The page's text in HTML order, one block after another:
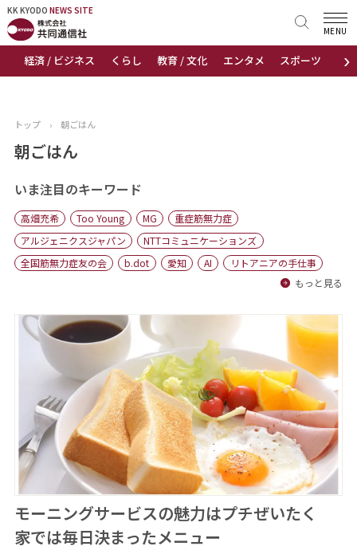
KK KYODO NEWS SITE
›
経済 / ビジネス くらし 教育 / 文化 エンタメ スポーツ 地域
MENU
KK KYODONEWS SITE
トップページ
ニュース
おすすめコンテンツ
出版物
会社概要
トップ › 朝ごはん
朝ごはん
いま注目のキーワード
高畑充希 Too Young MG
重症筋無力症
アルジェニクスジャパン
NTTコミュニケーションズ
全国筋無力症友の会
b.dot 愛知 AI
リトアニアの手仕事
もっと見る
モーニングサービスの魅力はプチぜいたく
家では毎日決まったメニュー